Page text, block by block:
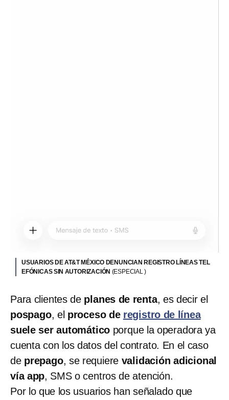
USUARIOS DE AT&T MÉXICO DENUNCIAN REGISTRO LÍNEAS TEL
EFÓNICAS SIN AUTORIZACIÓN (ESPECIAL )
Para clientes de planes de renta, es decir el
pospago, el proceso de registro de línea
suele ser automático porque la operadora ya
cuenta con los datos del contrato. En el caso
de prepago, se requiere validación adicional
vía app, SMS o centros de atención.
Por lo que los usuarios han señalado que